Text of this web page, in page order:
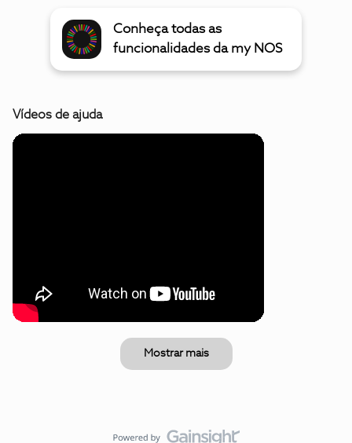
Conheça todas as
funcionalidades da my NOS
Vídeos de ajuda
Mostrar mais